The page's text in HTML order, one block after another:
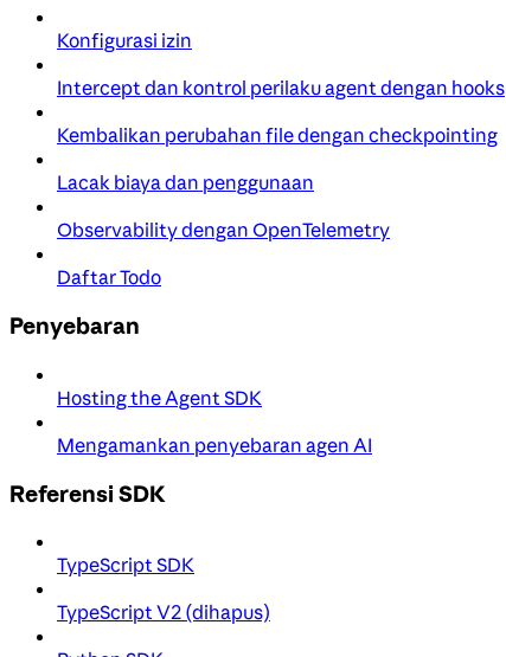
Konfigurasi izin
Intercept dan kontrol perilaku agent dengan hooks
Kembalikan perubahan file dengan checkpointing
Lacak biaya dan penggunaan
Observability dengan OpenTelemetry
Daftar Todo
Penyebaran
Hosting the Agent SDK
Mengamankan penyebaran agen AI
Referensi SDK
TypeScript SDK
TypeScript V2 (dihapus)